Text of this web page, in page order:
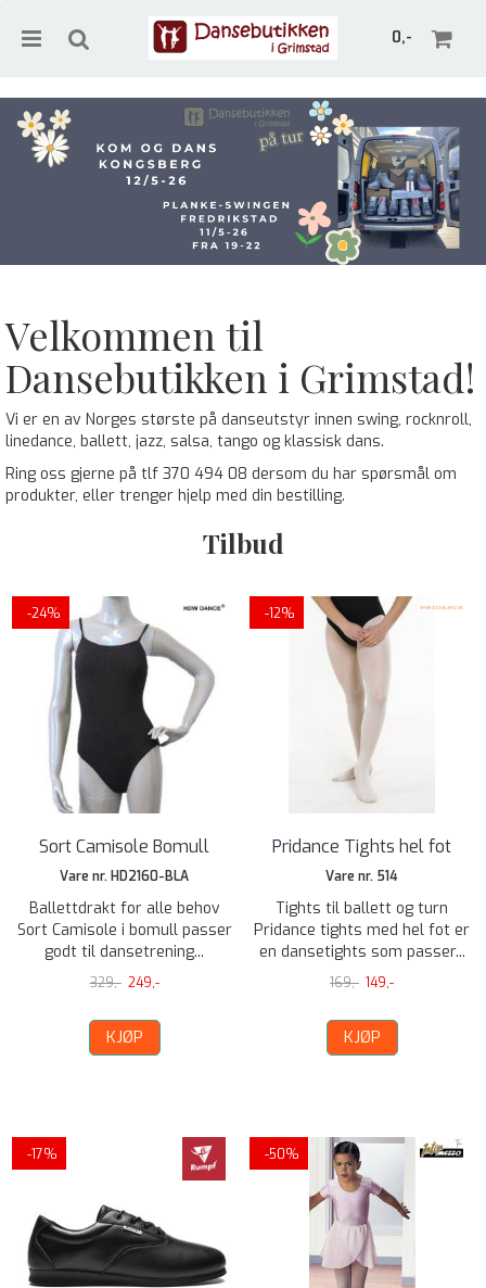
0,-
Velkommen til
Dansebutikken i Grimstad!
Vi er en av Norges største på danseutstyr innen swing, rocknroll,
linedance, ballett, jazz, salsa, tango og klassisk dans.
Ring oss gjerne på tlf 370 494 08 dersom du har spørsmål om
produkter, eller trenger hjelp med din bestilling.
Tilbud
-24%
Sort Camisole Bomull
Vare nr. HD2160-BLA
Ballettdrakt for alle behov
Sort Camisole i bomull passer
godt til dansetrening...
329,- 249,-
KJØP
-12%
Pridance Tights hel fot
Vare nr. 514
Tights til ballett og turn
Pridance tights med hel fot er
en dansetights som passer...
169,- 149,-
KJØP
-17% -50%
Nullstill
Trykk ENTER for å søke